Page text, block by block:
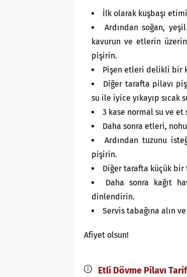
İlk olarak kuşbaşı
Ardından soğan,
kavurun ve etlerin
pişirin.
Pişen etleri delikli bir
Diğer tarafta pilavı
su ile iyice yıkayıp sıcak
3 kase normal su ve et
Daha sonra etleri,
Ardından tuzunu
pişirin.
Diğer tarafta küçük bir
Daha sonra kağıt
dinlendirin.
Servis tabağına alın
Afiyet olsun!
Etli Dövme Pilavı